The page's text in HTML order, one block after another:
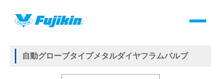
製品情報
HOME 製品情報
自動グローブタイプメタルダイヤフラムバルブ